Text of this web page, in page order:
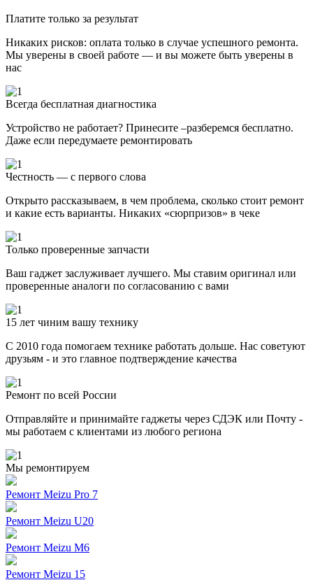
Платите только за результат
Никаких рисков: оплата только в случае успешного ремонта.
Мы уверены в своей работе — и вы можете быть уверены в
нас
Всегда бесплатная диагностика
Устройство не работает? Принесите –разберемся бесплатно.
Даже если передумаете ремонтировать
Честность — с первого слова
Открыто рассказываем, в чем проблема, сколько стоит ремонт
и какие есть варианты. Никаких «сюрпризов» в чеке
Только проверенные запчасти
Ваш гаджет заслуживает лучшего. Мы ставим оригинал или
проверенные аналоги по согласованию с вами
15 лет чиним вашу технику
С 2010 года помогаем технике работать дольше. Нас советуют
друзьям - и это главное подтверждение качества
Ремонт по всей России
Отправляйте и принимайте гаджеты через СДЭК или Почту -
мы работаем с клиентами из любого региона
Мы ремонтируем
Ремонт Meizu Pro 7
Ремонт Meizu U20
Ремонт Meizu M6
Ремонт Meizu 15